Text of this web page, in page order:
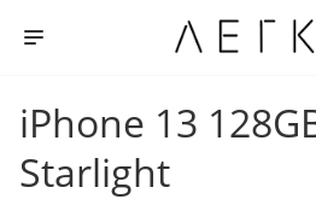
iPhone 13
Starlight